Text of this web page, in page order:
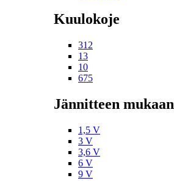
Kuulokoje
312
13
10
675
Jännitteen mukaan
1,5 V
3 V
3,6 V
6 V
9 V